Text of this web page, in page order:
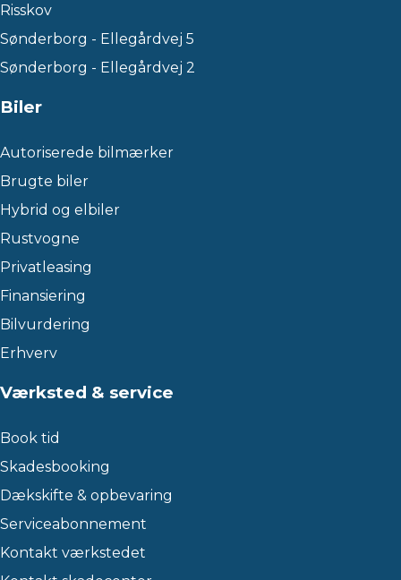
Risskov
Sønderborg - Ellegårdvej 5
Sønderborg - Ellegårdvej 2
Biler
Autoriserede bilmærker
Brugte biler
Hybrid og elbiler
Rustvogne
Privatleasing
Finansiering
Bilvurdering
Erhverv
Værksted & service
Book tid
Skadesbooking
Dækskifte & opbevaring
Serviceabonnement
Kontakt værkstedet